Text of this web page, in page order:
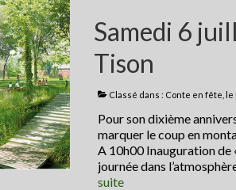
Samedi 6
Tison
Classé dans : Conte en fête le
Pour son dixième
marquer le coup en
A 10h00 Inauguration de
journée dans
suite­­